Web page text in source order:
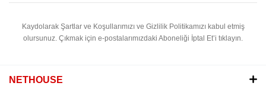
Kaydolarak Şartlar ve Koşullarımızı ve Gizlilik Politikamızı kabul etmiş
olursunuz. Çıkmak için e-postalarımızdaki Aboneliği İptal Et’i tıklayın.
NETHOUSE